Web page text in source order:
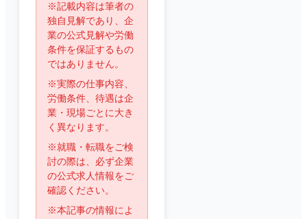
※記載内容は筆者の
独自見解であり、企
業の公式見解や労働
条件を保証するもの
ではありません。
※実際の仕事内容、
労働条件、待遇は企
業・現場ごとに大き
く異なります。
※就職・転職をご検
討の際は、必ず企業
の公式求人情報をご
確認ください。
※本記事の情報によ